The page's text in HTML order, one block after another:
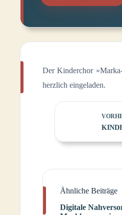
Der Kinderchor
herzlich eingeladen.
Ähnliche Beiträge
Digitale